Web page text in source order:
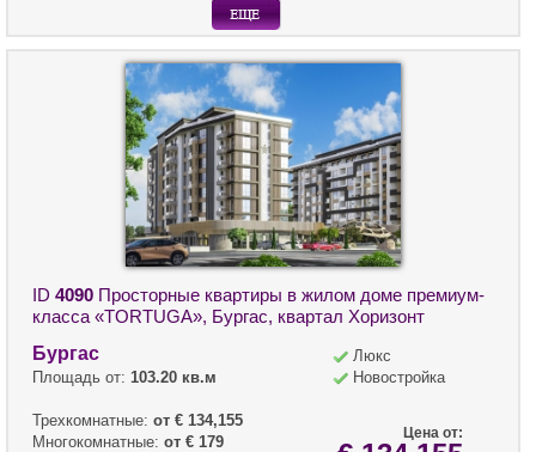
ID 4090 Просторные квартиры в жилом доме премиум-
класса «TORTUGA», Бургас, квартал Хоризонт
Бургас
Площадь от: 103.20 кв.м
Трехкомнатные: от € 134,155
Многокомнатные: от € 179
Люкс
Новостройка
Цена от: